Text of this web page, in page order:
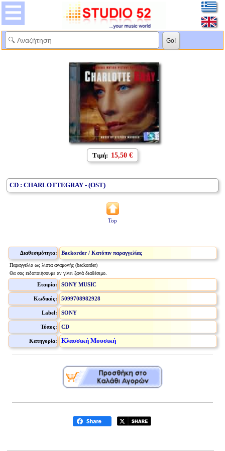
Τιμή: 15,50 €
CD : CHARLOTTEGRAY - (OST)
Top
Διαθεσιμότητα: Backorder / Κατόπιν παραγγελίας
Παραγγελία ως λίστα αναμονής (backorder)
Θα σας ειδοποιήσουμε αν γίνει ξανά διαθέσιμο.
Εταιρία: SONY MUSIC
Κωδικός: 5099708982928
Label: SONY
Τύπος: CD
Κατηγορία: Κλασσική Μουσική